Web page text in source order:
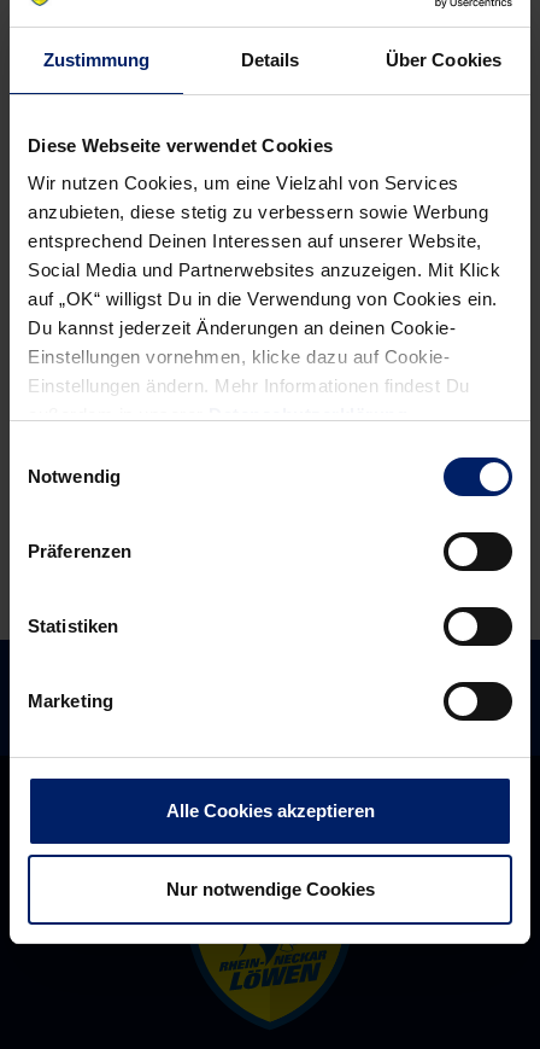
Zustimmung Details Über Cookies
Diese Webseite verwendet Cookies
Wir nutzen Cookies, um eine Vielzahl von Services
anzubieten, diese stetig zu verbessern sowie Werbung
entsprechend Deinen Interessen auf unserer Website,
Social Media und Partnerwebsites anzuzeigen. Mit Klick
auf „OK“ willigst Du in die Verwendung von Cookies ein.
Du kannst jederzeit Änderungen an deinen Cookie-
Einstellungen vornehmen, klicke dazu auf Cookie-
Einstellungen ändern. Mehr Informationen findest Du
Notwendig
Präferenzen
Statistiken
Marketing
Alle Cookies akzeptieren
Nur notwendige Cookies
informiert werden willst, kannst du den Rhein-Neckar Löwen
Newsletterhier abonnieren.
Post
navigation
previous
News:
Der
Traum
einer
Alle News anzeigen
newst
News:
letzter
Sekunde